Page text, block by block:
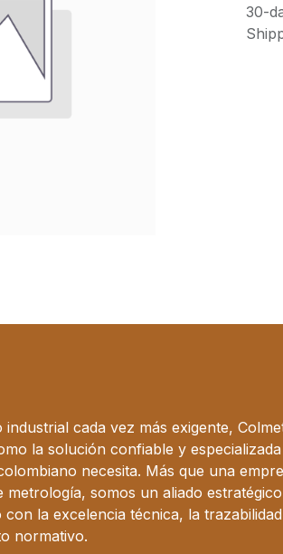
30-
cada vez más exigente,
la solución confiable y especializada
necesita. Más que una
metrología, somos un aliado estratégico
la excelencia técnica, la
normativo.